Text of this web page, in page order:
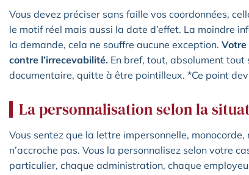
Vous devez préciser sans faille vos coordonnées,
le motif réel mais aussi la date d’effet. La moindre
la demande, cela ne souffre aucune exception. Votre
contre l’irrecevabilité. En bref, tout, absolument tout
documentaire, quitte à être pointilleux. *Ce point
La personnalisation selon la
Vous sentez que la lettre impersonnelle,
n’accroche pas. Vous la personnalisez selon votre
particulier, chaque administration, chaque